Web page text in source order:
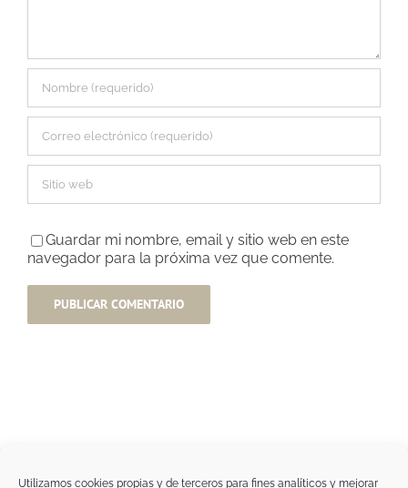
Utilizamos cookies propias y de terceros para fines analíticos y mejorar
Guardar mi nombre, email y sitio web en este
navegador para la próxima vez que comente.